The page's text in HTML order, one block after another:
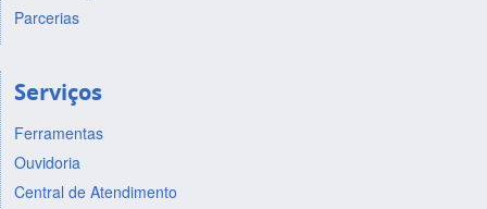
Parcerias
Serviços
Ferramentas
Ouvidoria
Central de Atendimento